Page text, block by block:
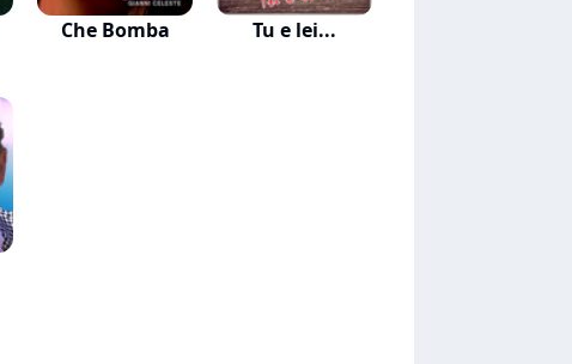
Che Bomba Tu e lei...